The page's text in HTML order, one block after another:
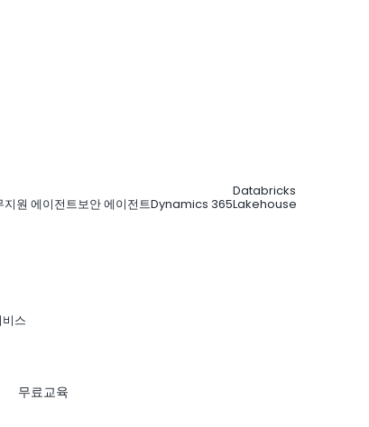
지원 에이전트보안 에이전트Dynamics 365
Databricks
Lakehouse
비스
무료교육